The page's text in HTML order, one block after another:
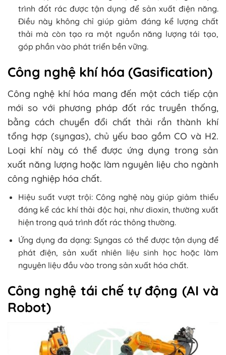
trình đốt rác được tận dụng để sản xuất điện năng.
Điều này không chỉ giúp giảm đáng kể lượng chất
thải mà còn tạo ra một nguồn năng lượng tái tạo,
góp phần vào phát triển bền vững.
Công nghệ khí hóa (Gasification)
Công nghệ khí hóa mang đến một cách tiếp cận
mới so với phương pháp đốt rác truyền thống,
bằng cách chuyển đổi chất thải rắn thành khí
tổng hợp (syngas), chủ yếu bao gồm CO và H2.
Loại khí này có thể được ứng dụng trong sản
xuất năng lượng hoặc làm nguyên liệu cho ngành
công nghiệp hóa chất.
Hiệu suất vượt trội: Công nghệ này giúp giảm thiểu
đáng kể các khí thải độc hại, như dioxin, thường xuất
hiện trong quá trình đốt rác thông thường.
Ứng dụng đa dạng: Syngas có thể được tận dụng để
phát điện, sản xuất nhiên liệu sinh học hoặc làm
nguyên liệu đầu vào trong sản xuất hóa chất.
Công nghệ tái chế tự động (AI và
Robot)